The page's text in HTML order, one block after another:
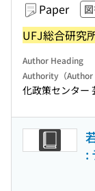
Paper
UFJ総合研究
Author Heading
Authority（Author
化政策センター
: